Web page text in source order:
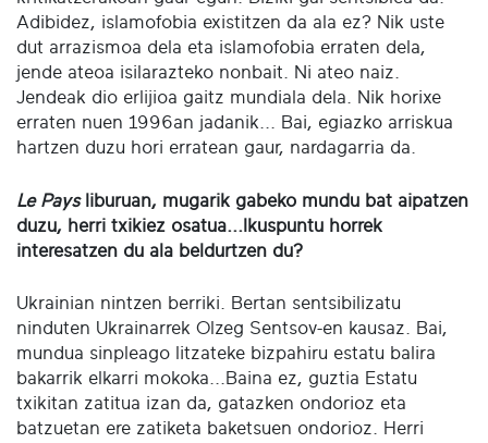
Adibidez, islamofobia existitzen da ala ez? Nik uste
dut arrazismoa dela eta islamofobia erraten dela,
jende ateoa isilarazteko nonbait. Ni ateo naiz.
Jendeak dio erlijioa gaitz mundiala dela. Nik horixe
erraten nuen 1996an jadanik... Bai, egiazko arriskua
hartzen duzu hori erratean gaur, nardagarria da.
Le Paysliburuan, mugarik gabeko mundu bat aipatzen
duzu, herri txikiez osatua...Ikuspuntu horrek
interesatzen du ala beldurtzen du?
Ukrainian nintzen berriki. Bertan sentsibilizatu
ninduten Ukrainarrek Olzeg Sentsov-en kausaz. Bai,
mundua sinpleago litzateke bizpahiru estatu balira
bakarrik elkarri mokoka...Baina ez, guztia Estatu
txikitan zatitua izan da, gatazken ondorioz eta
batzuetan ere zatiketa baketsuen ondorioz. Herri